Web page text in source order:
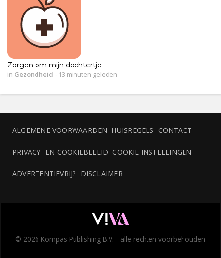
Zorgen om mijn dochtertje
in Gezondheid - 13 minuten geleden
ALGEMENE VOORWAARDEN HUISREGELS CONTACT
PRIVACY- EN COOKIEBELEID COOKIE INSTELLINGEN
ADVERTENTIEVRIJ? DISCLAIMER
© 2026 Kompas Publishing B.V. - alle rechten voorbehouden